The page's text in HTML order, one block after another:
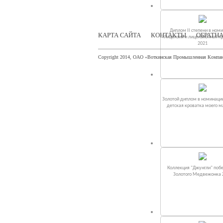
Диплом II степени в
«Лицензия и лицензионная
2021
Золотой диплом в
детская кроватка моего
Коллекция "Джунгли"
Золотого Медвежонка
КАРТА САЙТА КОНТАКТЫ
Copyright 2014, ОАО «Воткинская Промышленная